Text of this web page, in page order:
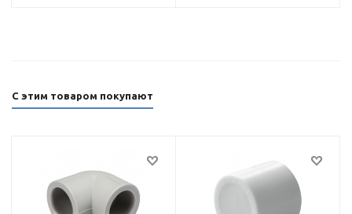
С этим товаром покупают